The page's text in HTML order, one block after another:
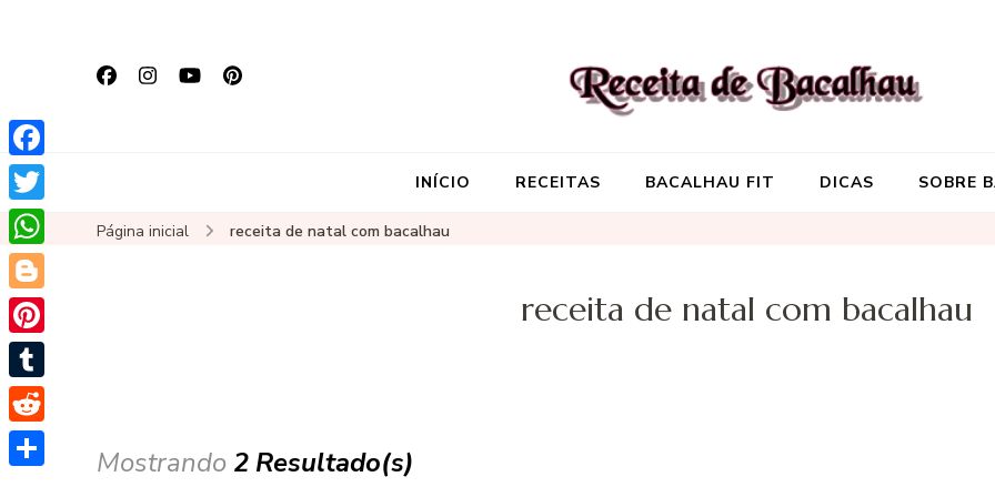
INÍCIO RECEITAS BACALHAU FIT DICAS SOBRE
Página inicial receita de natal com bacalhau
receita de natal com bacalhau
Mostrando 2 Resultado(s)
Facebook
Twitter
WhatsApp
Blogger
Pinterest
Tumblr
Reddit